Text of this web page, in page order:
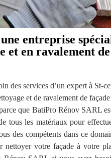
entreprise
et en ravalement
des services d’un expert à St-
et de ravalement de
que BatiPro Rénov SARL
tous les matériaux pour
des compétents dans ce
nettoyer votre façade à votre